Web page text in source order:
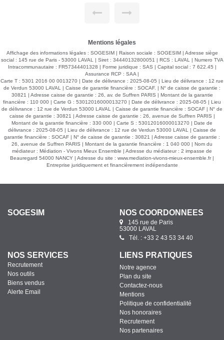
Mentions légales
Affichage des informations légales : SOGESIM | Raison sociale : SOGESIM | Adresse siège
social : 145 rue de Paris - 53000 LAVAL | Siret : 34440132800051 | RCS : LAVAL | Numero TVA
Intracommunautaire : FR57344401328 | Forme juridique : SAS | Capital social : 7 622.45 |
Assurance RCP : SAA |
Carte T : 5301 2016 00 0013270 | Date de délivrance : 2025-08-05 | Lieu de délivrance : 12 rue
de Verdun 53000 LAVAL | Caisse de garantie financière : SOCAF. | N° de caisse de garantie :
30821 | Adresse caisse de garantie : 26, av. de Suffren PARIS | Montant de la garantie
financière : 110 000 | Carte G : 53012016000013270 | Date de délivrance : 2025-08-05 | Lieu
de délivrance : 12 rue de Verdun 53000 LAVAL | Caisse de garantie financière : SOCAF | N° de
caisse de garantie : 30821 | Adresse caisse de garantie : 26, avenue de Suffren PARIS |
Montant de la garantie financière : 330 000 | Carte S : 53012016000013270 | Date de
délivrance : 2025-08-05 | Lieu de délivrance : 12 rue de Verdun 53000 LAVAL | Caisse de
garantie financière : SOCAF | N° de caisse de garantie : 30821 | Adresse caisse de garantie :
26, avenue de Suffren PARIS | Montant de la garantie financière : 1 040 000 | Nom du
médiateur : Médiation - Vivons Mieux Ensemble | Adresse du médiateur : 2 impasse de
Beauregard 54000 NANCY | Adresse du site : www.mediation-vivons-mieux-ensemble.fr|
Entreprise juridiquement et financièrement indépendante
SOGESIM NOS COORDONNÉES
145 rue de Paris
53000 LAVAL
Tél. : +33 2 43 53 34 40
NOS SERVICES
Recrutement
Nos outils
Biens vendus
Alerte Email
LIENS PRATIQUES
Notre agence
Plan du site
Contactez-nous
Mentions
Politique de confidentialité
Nos honoraires
Recrutement
Nos partenaires